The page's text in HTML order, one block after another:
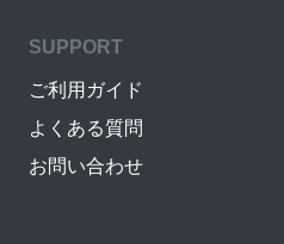
SUPPORT
ご利用ガイド
よくある質問
お問い合わせ